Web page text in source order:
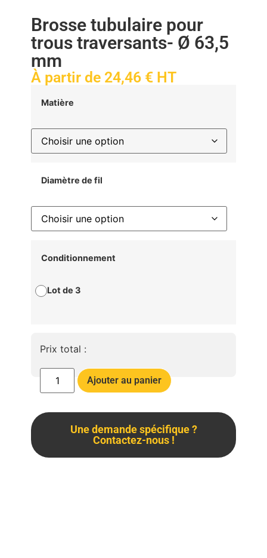
Brosse tubulaire pour
trous traversants- Ø 63,5
mm
À partir de 24,46 € HT
Matière
Diamètre de fil
Conditionnement
Lot de 3
Prix total :
Ajouter au panier
Une demande spécifique ?
Contactez-nous !